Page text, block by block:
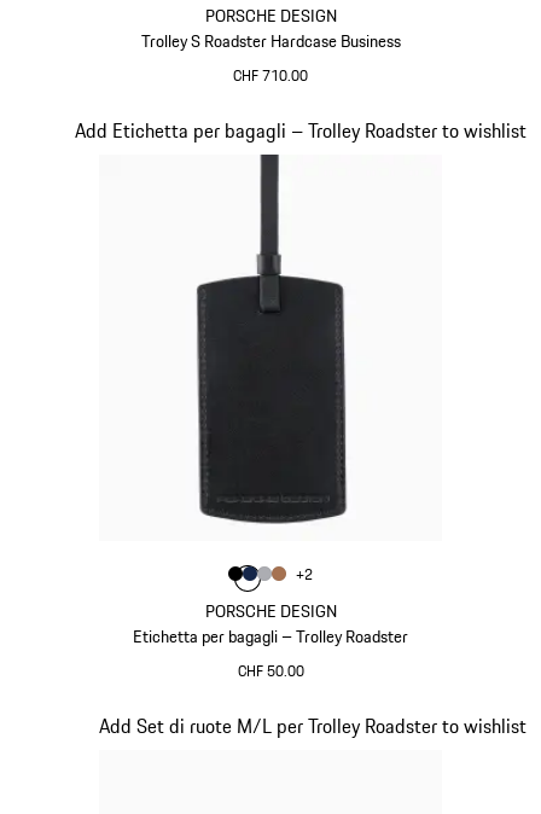
PORSCHE DESIGN
Trolley S Roadster Hardcase Business
CHF 710.00
PORSCHE DESIGN
Etichetta per bagagli – Trolley Roadster
CHF 50.00
Add Etichetta per bagagli – Trolley Roadster to wishlist
Diapositiva 17 di 20
Colore
ColoreNero
Colore Blu Scuro
Colore
Colore
+2
Add Set di ruote M/L per Trolley Roadster to wishlist
Diapositiva 18 di 20